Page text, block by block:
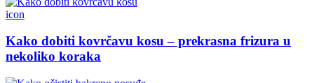
icon
Kako dobiti kovrčavu kosu – prekrasna frizura u
nekoliko koraka